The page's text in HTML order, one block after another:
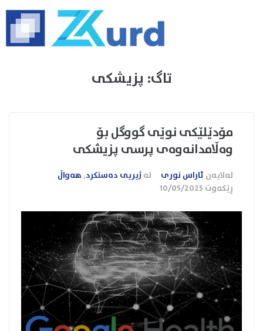
تاگ: پزیشکی
مۆدێلێکی نوێی گووگل بۆ
وەڵامدانەوەی پرسی پزیشکی
لەلایەن ئاراس نوری لەژیریی دەستکرد,هەواڵ
ڕێکەوت 10/05/2025